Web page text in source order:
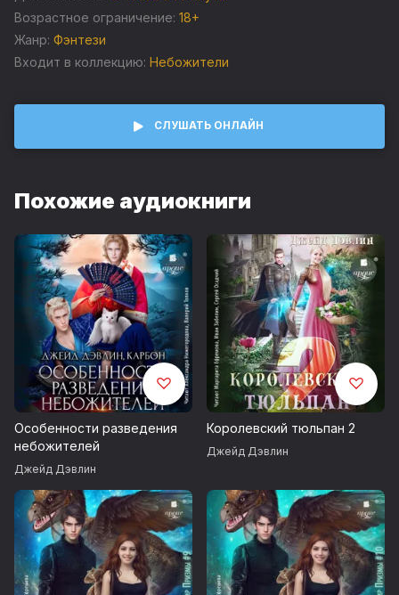
У вас будет уникальная возможность понаблюдать за
брачными играми самца высшего небесного демона
и известной видеоблогерши, которая слишком любит…
Возрастное ограничение: 18+
Жанр: Фэнтези
Входит в коллекцию: Небожители
СЛУШАТЬ ОНЛАЙН
Похожие аудиокниги
Особенности разведения
небожителей
Джейд Дэвлин
Королевский тюльпан 2
Джейд Дэвлин